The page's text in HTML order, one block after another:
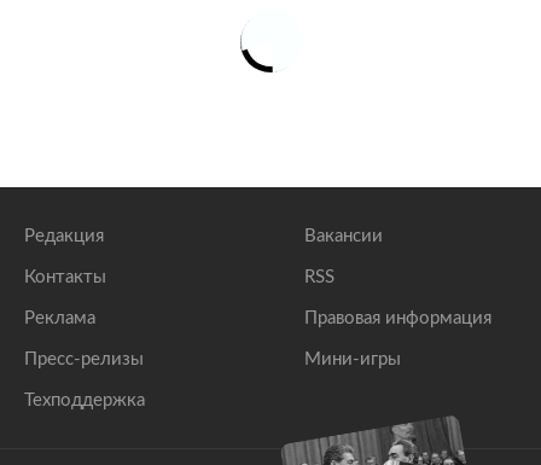
Редакция
Контакты
Реклама
Пресс-релизы
Техподдержка
Вакансии
RSS
Правовая информация
Мини-игры